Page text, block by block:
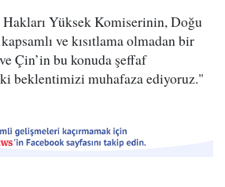
Yüksek Komiserinin, Doğu
ve kısıtlama olmadan bir
Çin’in bu konuda şeffaf
beklentimizi muhafaza ediyoruz."